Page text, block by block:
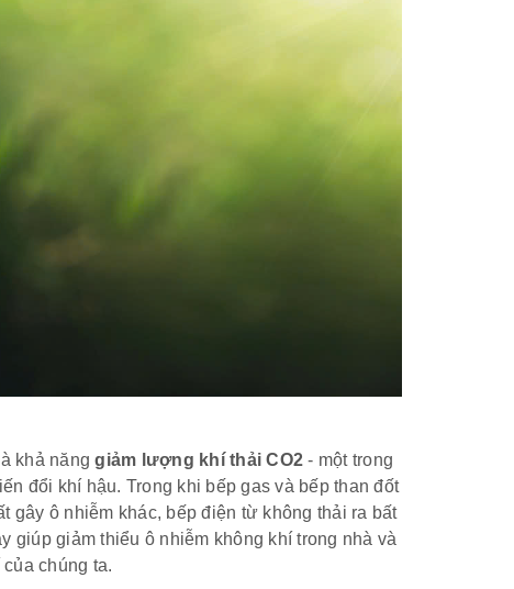
là khả nănggiảm lượng khí thải CO2 - một trong
đổi khí hậu. Trong khi bếp gas và bếp than đốt
gây ô nhiễm khác, bếp điện từ không thải ra bất
giúp giảm thiểu ô nhiễm không khí trong nhà và
chúng ta.